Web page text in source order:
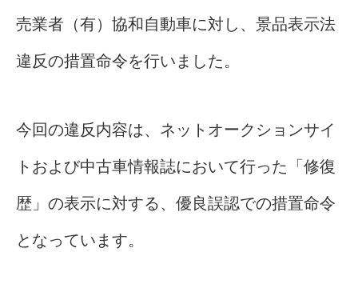
売業者（有）協和自動車に対し、景品表示法
違反の措置命令を行いました。
今回の違反内容は、ネットオークションサイ
トおよび中古車情報誌において行った「修復
歴」の表示に対する、優良誤認での措置命令
となっています。